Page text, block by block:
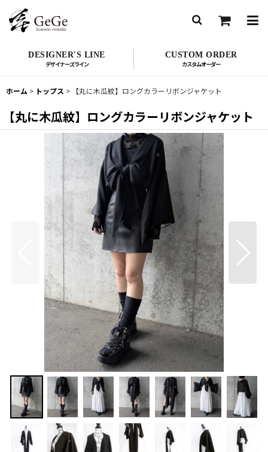
DESIGNER'S LINE CUSTOM ORDER
ホーム > トップス > 【丸に木瓜紋】ロングカラーリボンジャケット
【丸に木瓜紋】ロングカラーリボンジャケット